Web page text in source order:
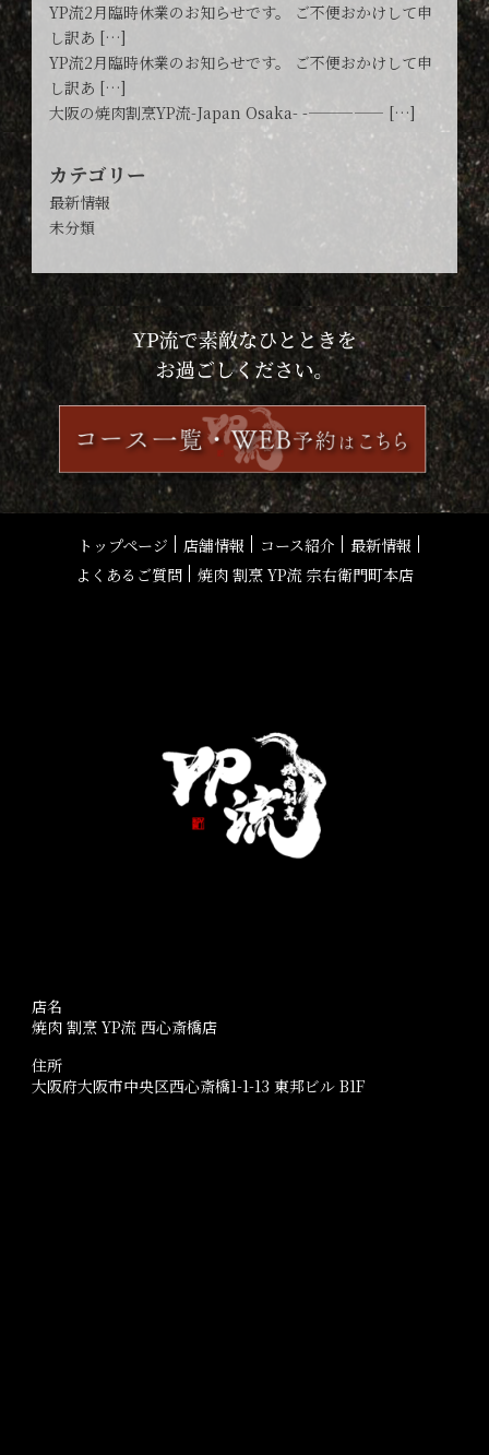
YP流2月臨時休業のお知らせです。 ご不便おかけして申
し訳あ […]
YP流2月臨時休業のお知らせです。 ご不便おかけして申
し訳あ […]
大阪の焼肉割烹YP流-Japan Osaka- -————— […]
カテゴリー
最新情報
未分類
トップページ 店舗情報 コース紹介
最新情報
よくあるご質問
焼肉 割烹 YP流 宗右衛門町本店
店名
焼肉 割烹 YP流 西心斎橋店
住所
大阪府大阪市中央区西心斎橋1-1-13 東邦ビル B1F